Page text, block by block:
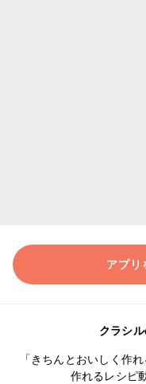
アプリ
クラシ
「きちんとおいしく作
作れるレシピ